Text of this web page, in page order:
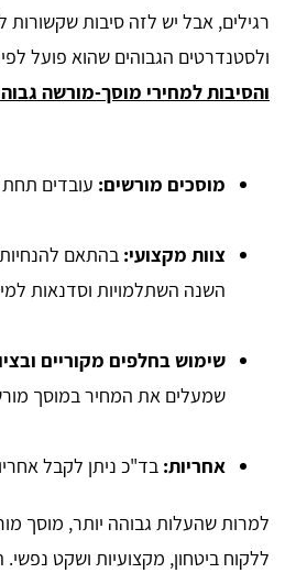
רגילים, אבל יש לזה סיבות שקשורות
ולסטנדרטים הגבוהים שהוא פועל
והסיבות למחירי מוסך-מורשה
מוסכים מורשים: עובדים תחת
צוות מקצועי: בהתאם
השנה השתלמויות וסדנאות
שימוש בחלפים מקוריים
שמעלים את המחיר במוסך
אחריות: בד"כ ניתן לקבל
למרות שהעלות גבוהה יותר, מוסך
ללקוח ביטחון, מקצועיות ושקט נפשי.